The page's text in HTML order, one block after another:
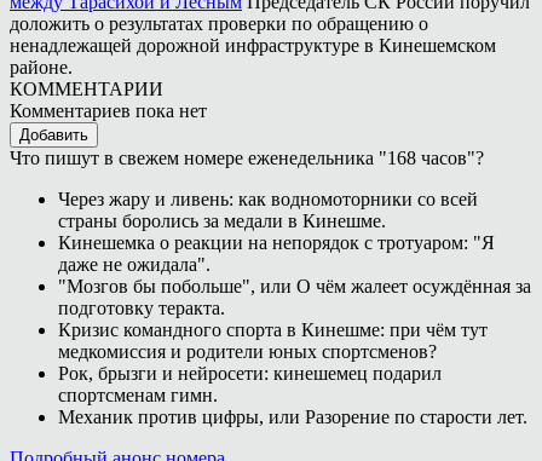
доложить о результатах проверки по обращению о
ненадлежащей дорожной инфраструктуре в Кинешемском
районе.
КОММЕНТАРИИ
Комментариев пока нет
Добавить
Что пишут в свежем номере еженедельника "168 часов"?
Через жару и ливень: как водномоторники со всей
страны боролись за медали в Кинешме.
Кинешемка о реакции на непорядок с тротуаром: "Я
даже не ожидала".
"Мозгов бы побольше", или О чём жалеет осуждённая за
подготовку теракта.
Кризис командного спорта в Кинешме: при чём тут
медкомиссия и родители юных спортсменов?
Рок, брызги и нейросети: кинешемец подарил
спортсменам гимн.
Механик против цифры, или Разорение по старости лет.